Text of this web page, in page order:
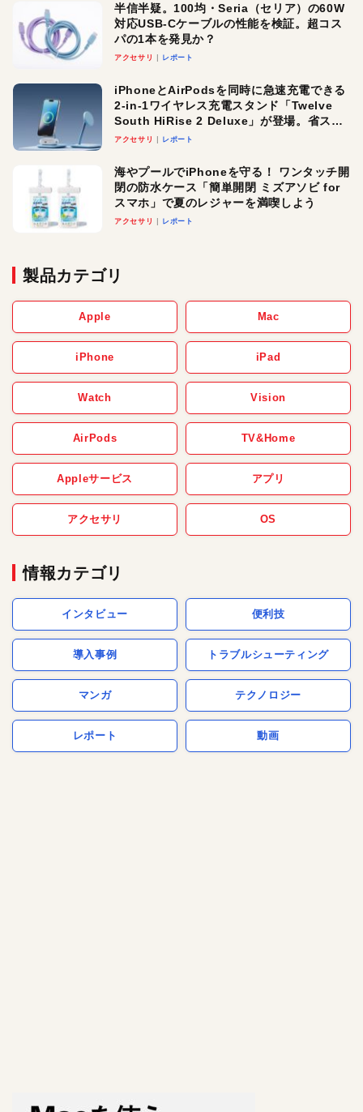
半信半疑。100均・Seria（セリア）の60W
対応USB-Cケーブルの性能を検証。超コス
パの1本を発見か？
アクセサリ レポート
iPhoneとAirPodsを同時に急速充電できる
2-in-1ワイヤレス充電スタンド「Twelve
South HiRise 2 Deluxe」が登場。省スペ
ースでおしゃれに充電したい人にオスス
アクセサリ レポート
海やプールでiPhoneを守る！ ワンタッチ開
閉の防水ケース「簡単開閉 ミズアソビ for
スマホ」で夏のレジャーを満喫しよう
アクセサリ レポート
製品カテゴリ
Apple Mac
iPhone iPad
Watch Vision
AirPods TV&Home
Appleサービス アプリ
アクセサリ OS
情報カテゴリ
インタビュー 便利技
導入事例 トラブルシューティング
マンガ テクノロジー
レポート 動画